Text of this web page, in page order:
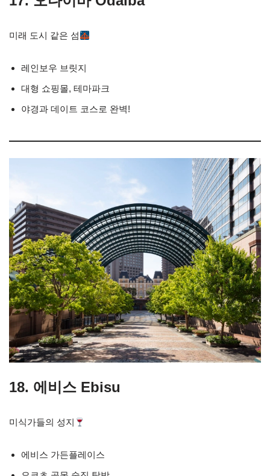
미래 도시 같은 섬
레인보우 브릿지
대형 쇼핑몰, 테마파크
야경과 데이트 코스로 완벽!
18. 에비스 Ebisu
미식가들의 성지
에비스 가든플레이스